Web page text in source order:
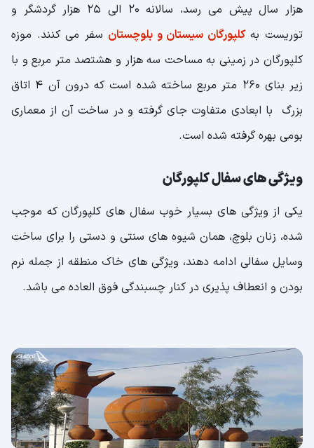
هزار سال پیش می رسد، سالانه ۲۰ الی ۲۵ هزار گردشگر و
توریست بهکلپورگان سیستان و بلوچستان سفر می کنند. موزه
کلپورگان در زمینی به مساحت سه هزار و هشتصد متر مربع و با
زیر بنای ۲۶۰ متر مربع ساخته شده است که درون آن ۴ اتاق
بزرگ با ابعادی متفاوت جای گرفته و در ساخت آن از معماری
بومی بهره گرفته شده است.
ویژگی های سفال کلپورگان
یکی از ویژگی های بسیار خوب سفال های کلپورگان که موجب
شده، زنان بلوچ، همان شیوه های سنتی و دستی را برای ساخت
وسایل سفالی ادامه دهند، ویژگی های خاک منطقه از جمله نرم
بودن و انعطاف پذیری در کنار چسبندگی فوق العاده می باشد.